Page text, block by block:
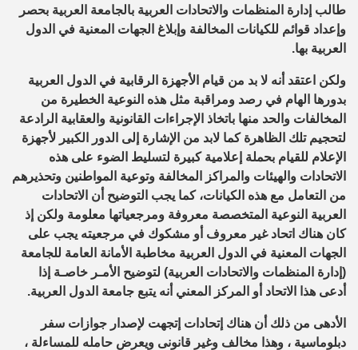
طالب إدارة المنظمات والاتحادات العربية بالجامعة العربية بحصر
وإعداد قوائم للكيانات المخالفة وإبلاغ الجهات المعنية في الدول
العربية بها.
ولكن اعتقد أنه لا بد من قيام الأجهزة الرقابية في الدول العربية
بدورها الهام في رصد ومراقبة مثل هذه النوعية الخطيرة من
المخالفات والحد منها باتخاذ الإجراءات القانونية والعقابية الرادعة
لتحجيم تلك الظاهرة كما لابد من الإشارة إلى الدور الكبير لأجهزة
الإعلام للقيام بحملة إعلامية كبيرة لتسليط الضوء على هذه
الاتحادات والهيئات والمراكز المخالفة وتوعية المواطنين وتحذيرهم
من التعامل مع هذه الكيانات، كما يجب التوضيح أن الاتحادات
العربية النوعية المتخصصة معروفة ومرجعياتها معلومة ولكن إذ
كان هناك اتحاد غير معروف أو مشكوك في مرجعيته يجب على
الجهات المعنية في الدول العربية مخاطبة الأمانة العامة للجامعة
(إدارة المنظمات والاتحادات العربية) لتوضيح الأمـر خاصـة إذا
أدعى هذا الاتحاد أو المركز المعني أنه يتبع جامعة الدول العربية.
الأدهى من ذلك أن هناك إتحادات إتجهت لإصدار جوازات سفر
دبلوماسية ، وهذا مخالف وغير قانونى ويعرض حامله للمساءلة ،